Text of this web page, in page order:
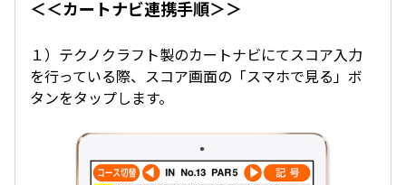
＜＜カートナビ連携手順＞＞
１）テクノクラフト製のカートナビにてスコア入力
を行っている際、スコア画面の「スマホで見る」ボ
タンをタップします。